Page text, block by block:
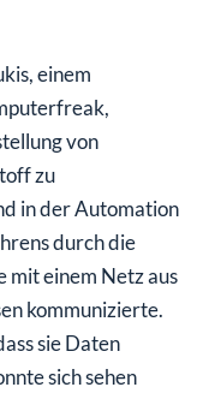
einem
von
zu
in der Automation
durch die
mit einem Netz aus
kommunizierte.
sie Daten
sich sehen